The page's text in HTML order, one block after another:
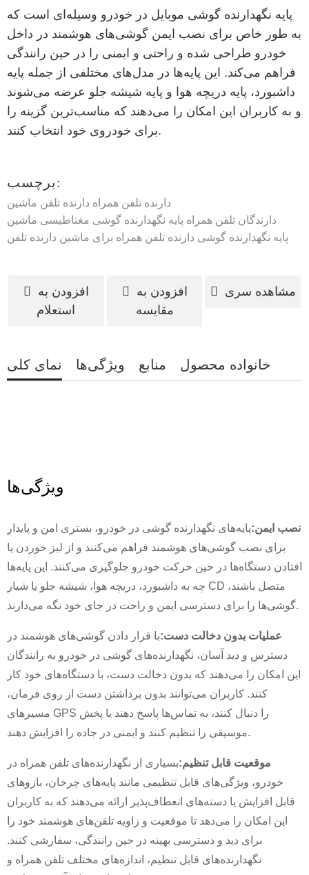
پایه نگهدارنده گوشی موبایل در خودرو وسیله‌ای است که
به طور خاص برای نصب ایمن گوشی‌های هوشمند در داخل
خودرو طراحی شده و راحتی و ایمنی را در حین رانندگی
فراهم می‌کند. این پایه‌ها در مدل‌های مختلفی از جمله پایه
داشبورد، پایه دریچه هوا و پایه شیشه جلو عرضه می‌شوند
و به کاربران این امکان را می‌دهند که مناسب‌ترین گزینه را
برای خودروی خود انتخاب کنند.
برچسب:
دارنده تلفن ماشین دارنده تلفن همراه
پایه نگهدارنده گوشی مغناطیسی ماشین دارندگان تلفن همراه
دارنده تلفن دارنده تلفن همراه برای ماشین پایه نگهدارنده گوشی
افزودن به
استعلام
افزودن به
مقایسه
مشاهده سری
نمای کلی ویژگی‌ها منابع خانواده محصول
ویژگی‌ها
نصب ایمن:پایه‌های نگهدارنده گوشی در خودرو، بستری امن و پایدار
برای نصب گوشی‌های هوشمند فراهم می‌کنند و از لیز خوردن یا
افتادن دستگاه‌ها در حین حرکت خودرو جلوگیری می‌کنند. این پایه‌ها
چه به داشبورد، دریچه هوا، شیشه جلو یا شیار CD متصل باشند،
گوشی‌ها را برای دسترسی ایمن و راحت در جای خود نگه می‌دارند.
عملیات بدون دخالت دست:با قرار دادن گوشی‌های هوشمند در
دسترس و دید آسان، نگهدارنده‌های گوشی در خودرو به رانندگان
این امکان را می‌دهند که بدون دخالت دست، با دستگاه‌های خود کار
کنند. کاربران می‌توانند بدون برداشتن دست از روی فرمان،
مسیرهای GPS را دنبال کنند، به تماس‌ها پاسخ دهند یا پخش
موسیقی را تنظیم کنند و ایمنی در جاده را افزایش دهند.
موقعیت قابل تنظیم:بسیاری از نگهدارنده‌های تلفن همراه در
خودرو، ویژگی‌های قابل تنظیمی مانند پایه‌های چرخان، بازوهای
قابل افزایش یا دسته‌های انعطاف‌پذیر ارائه می‌دهند که به کاربران
این امکان را می‌دهد تا موقعیت و زاویه تلفن‌های هوشمند خود را
برای دید و دسترسی بهینه در حین رانندگی، سفارشی کنند.
نگهدارنده‌های قابل تنظیم، اندازه‌های مختلف تلفن همراه و
هویت خودت را انتخاب کن
ارسال درخواست